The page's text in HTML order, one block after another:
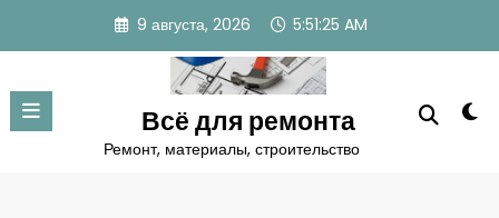
содержимому
9 августа, 2026 5:51:26 AM
Всё для ремонта
Ремонт, материалы, строительство